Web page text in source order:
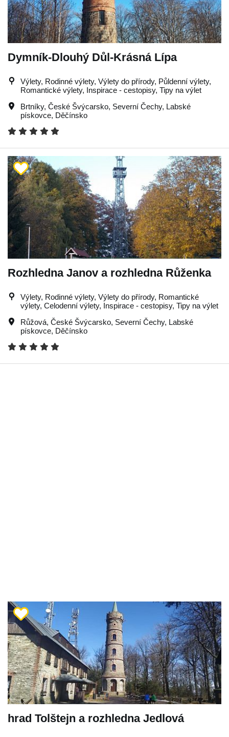
Dymník-Dlouhý Důl-Krásná Lípa
Výlety, Rodinné výlety, Výlety do přírody, Půldenní výlety,
Romantické výlety, Inspirace - cestopisy, Tipy na výlet
Brtníky, České Švýcarsko, Severní Čechy, Labské
pískovce, Děčínsko
Rozhledna Janov a rozhledna Růženka
Výlety, Rodinné výlety, Výlety do přírody, Romantické
výlety, Celodenní výlety, Inspirace - cestopisy, Tipy na výlet
Růžová, České Švýcarsko, Severní Čechy, Labské
pískovce, Děčínsko
hrad Tolštejn a rozhledna Jedlová